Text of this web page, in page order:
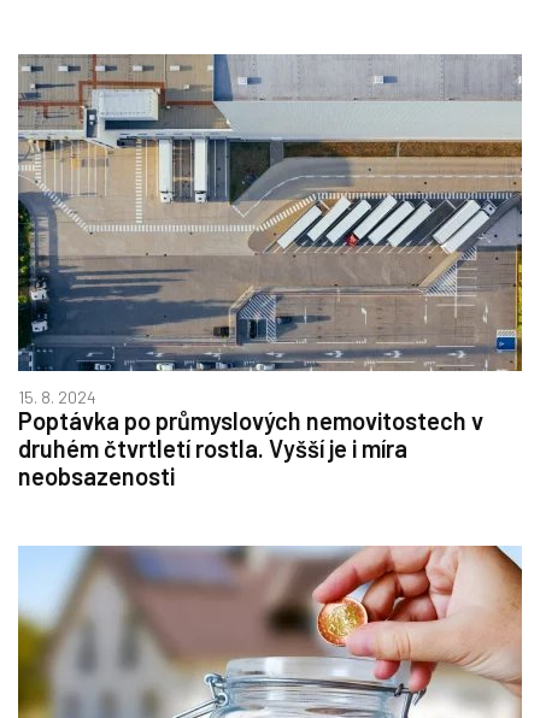
15. 8. 2024
Poptávka po průmyslových nemovitostech v
druhém čtvrtletí rostla. Vyšší je i míra
neobsazenosti